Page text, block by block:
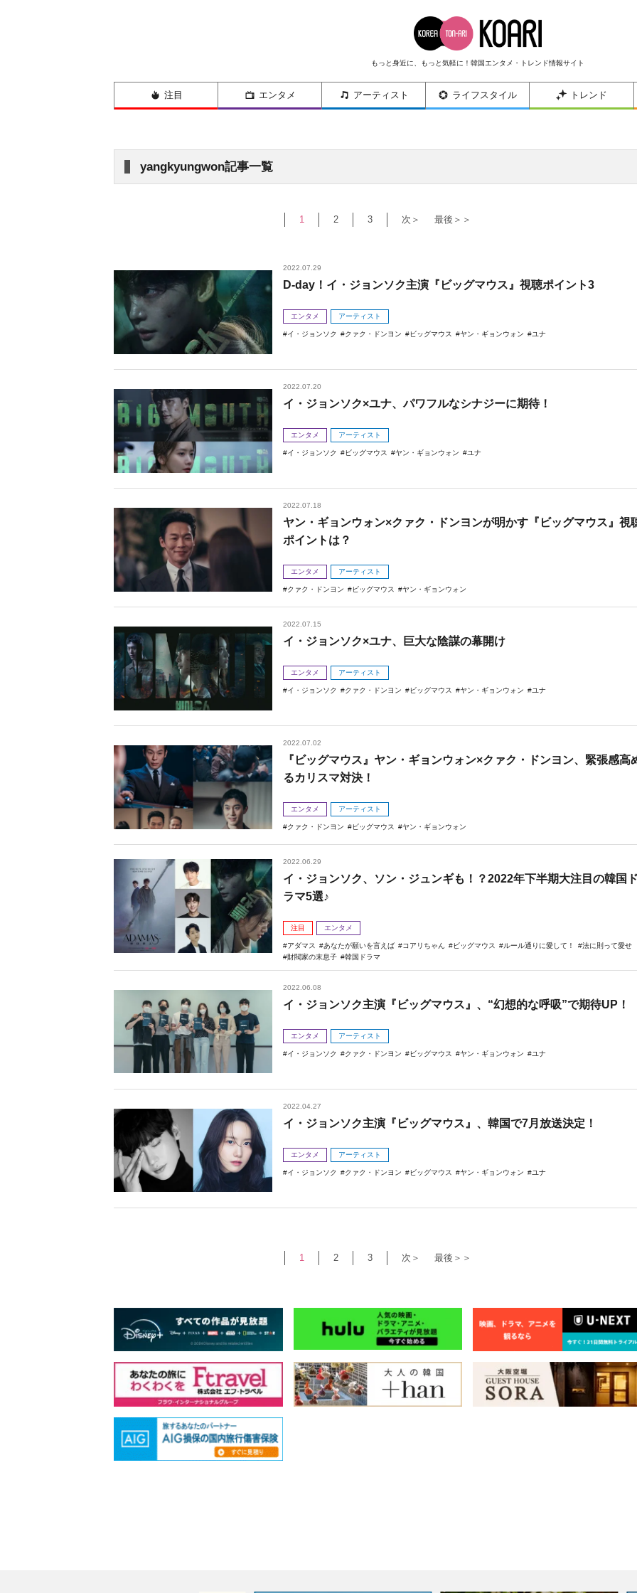
もっと身近に、もっと気軽に！韓国エンタメ・トレンド情報サイト
注目 エンタメ アーティスト ライフスタイル トレンド
yangkyungwon記事一覧
1 2 3 次＞ 最後＞＞
2022.07.29
D‐day！イ・ジョンソク主演『ビッグマウス』視聴ポイント3
エンタメ アーティスト
イ・ジョンソク クァク・ドンヨン ビッグマウス ヤン・ギョンウォン ユナ
2022.07.20
イ・ジョンソク×ユナ、パワフルなシナジーに期待！
エンタメ アーティスト
イ・ジョンソク ビッグマウス ヤン・ギョンウォン ユナ
2022.07.18
ヤン・ギョンウォン×クァク・ドンヨンが明かす『ビッグマウス』視
ポイントは？
エンタメ アーティスト
クァク・ドンヨン ビッグマウス ヤン・ギョンウォン
2022.07.15
イ・ジョンソク×ユナ、巨大な陰謀の幕開け
エンタメ アーティスト
イ・ジョンソク クァク・ドンヨン ビッグマウス ヤン・ギョンウォン ユナ
2022.07.02
『ビッグマウス』ヤン・ギョンウォン×クァク・ドンヨン、緊張感高
るカリスマ対決！
エンタメ アーティスト
クァク・ドンヨン ビッグマウス ヤン・ギョンウォン
2022.06.29
イ・ジョンソク、ソン・ジュンギも！？2022年下半期大注目の韓国
ラマ5選♪
注目 エンタメ
アダマス あなたが願いを言えば コアリちゃん ビッグマウス ルール通りに愛して！
法に則って愛せ
財閥家の末息子
韓国ドラマ
2022.06.08
イ・ジョンソク主演『ビッグマウス』、“幻想的な呼吸”で期待UP！
エンタメ アーティスト
イ・ジョンソク クァク・ドンヨン ビッグマウス ヤン・ギョンウォン ユナ
2022.04.27
イ・ジョンソク主演『ビッグマウス』、韓国で7月放送決定！
エンタメ アーティスト
イ・ジョンソク クァク・ドンヨン ビッグマウス ヤン・ギョンウォン ユナ
1 2 3 次＞ 最後＞＞